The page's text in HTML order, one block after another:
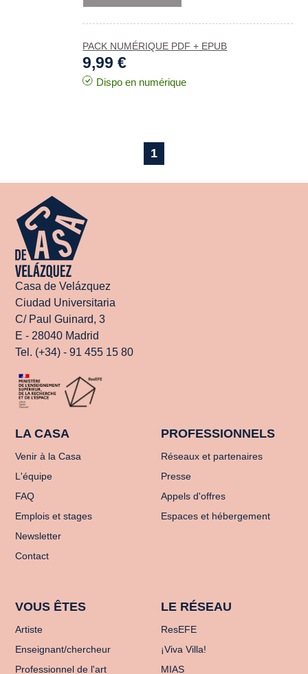
PACK NUMÉRIQUE PDF + EPUB
9,99 €
Dispo en numérique
1
Casa de Velázquez
Ciudad Universitaria
C/ Paul Guinard, 3
E - 28040 Madrid
Tel. (+34) - 91 455 15 80
LA CASA
Venir à la Casa
L'équipe
FAQ
Emplois et stages
Newsletter
Contact
PROFESSIONNELS
Réseaux et partenaires
Presse
Appels d'offres
Espaces et hébergement
VOUS ÊTES
Artiste
Enseignant/chercheur
Professionnel de l'art
LE RÉSEAU
ResEFE
¡Viva Villa!
MIAS